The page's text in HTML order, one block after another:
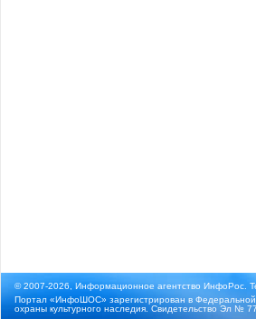
© 2007-2026, Информационное агентство ИнфоРос.
Портал «ИнфоШОС» зарегистрирован в
охраны культурного наследия. Свидетельство Эл №